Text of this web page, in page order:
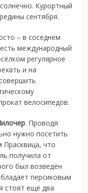
Курортный
сентября.
– в соседнем
международный
регулярное
и на
велосипедов.
. Проводя
нужно посетить
Прасквица, что
получила от
был возведён
персиковым
стоят ещё два